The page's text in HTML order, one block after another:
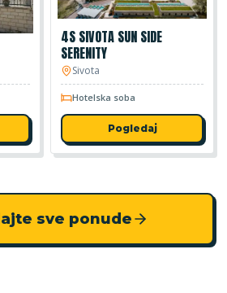
4S SIVOTA SUN SIDE
SERENITY
Sivota
Hotelska soba
Pogledaj
sve ponude